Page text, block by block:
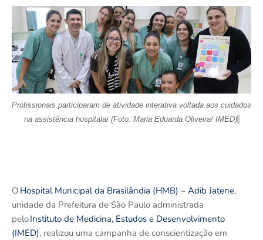
Profissionais participaram de atividade interativa voltada aos cuidados
na assistência hospitalar(Foto: Maria Eduarda Oliveira/ IMED)
O Hospital Municipal da Brasilândia (HMB) – Adib Jatene,
unidade da Prefeitura de São Paulo administrada
peloInstituto de Medicina, Estudos e Desenvolvimento
(IMED), realizou uma campanha de conscientização em